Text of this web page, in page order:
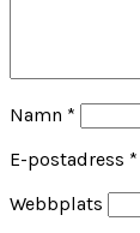
Namn *
E-postadress *
Webbplats